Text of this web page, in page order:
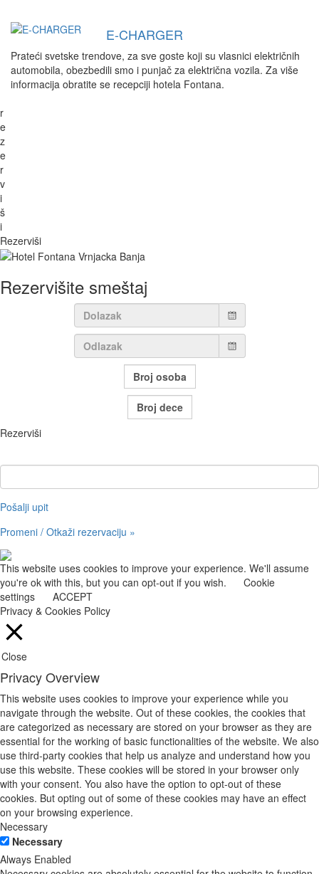
E-CHARGER
Prateći svetske trendove, za sve goste koji su vlasnici električnih
automobila, obezbedili smo i punjač za električna vozila. Za više
informacija obratite se recepciji hotela Fontana.
r
e
z
e
r
v
i
š
i
Rezerviši
Rezervišite smeštaj
Rezerviši
Pošalji upit
Promeni / Otkaži rezervaciju »
This website uses cookies to improve your experience. We'll assume
you're ok with this, but you can opt-out if you wish.
Cookie
settings
ACCEPT
Privacy & Cookies Policy
Close
Privacy Overview
This website uses cookies to improve your experience while you
navigate through the website. Out of these cookies, the cookies that
are categorized as necessary are stored on your browser as they are
essential for the working of basic functionalities of the website. We also
use third-party cookies that help us analyze and understand how you
use this website. These cookies will be stored in your browser only
with your consent. You also have the option to opt-out of these
cookies. But opting out of some of these cookies may have an effect
on your browsing experience.
Necessary
Necessary
Always Enabled